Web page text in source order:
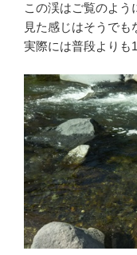
この渓はご覧のよう
見た感じはそうでも
実際には普段よりも